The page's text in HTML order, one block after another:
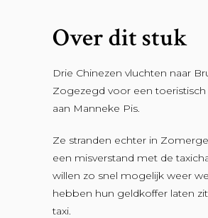
Over dit stuk
Drie Chinezen vluchten naar
Zogezegd voor een
aan Manneke Pis.
Ze stranden echter in
een misverstand met de
willen zo snel mogelijk weer
hebben hun geldkoffer laten
taxi.